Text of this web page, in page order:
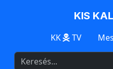
KIS
KK TV